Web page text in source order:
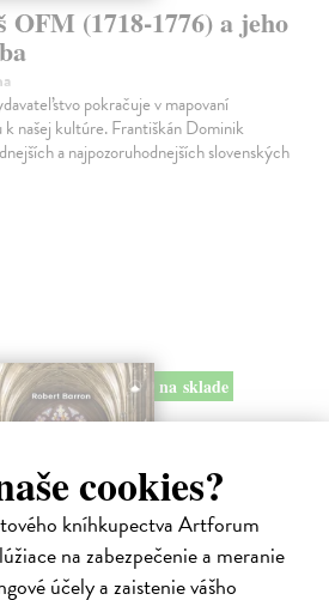
cookies?
kníhkupectva Artforum
na zabezpečenie a meranie
účely a zaistenie vášho
(1718-1776) a jeho
pokračuje v mapovaní
našej kultúre. Františkán Dominik
a najpozoruhodnejších slovenských
na sklade